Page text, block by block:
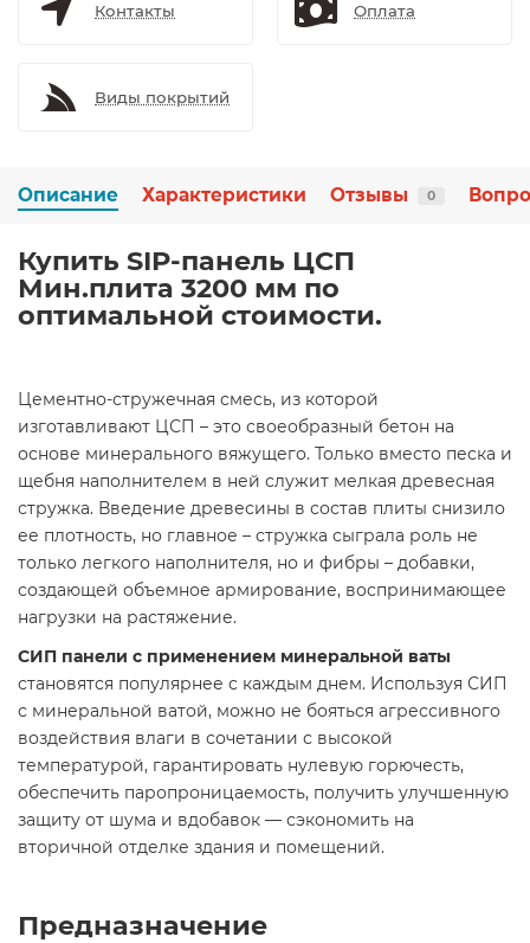
Контакты Оплата
Виды покрытий
Описание Характеристики Отзывы 0
Купить SIP-панель ЦСП
Мин.плита 3200 мм по
оптимальной стоимости.
Цементно-стружечная смесь, из которой
изготавливают ЦСП – это своеобразный бетон на
основе минерального вяжущего. Только вместо песка и
щебня наполнителем в ней служит мелкая древесная
стружка. Введение древесины в состав плиты снизило
ее плотность, но главное – стружка сыграла роль не
только легкого наполнителя, но и фибры – добавки,
создающей объемное армирование, воспринимающее
нагрузки на растяжение.
СИП панели с применением минеральной ваты
становятся популярнее с каждым днем. Используя СИП
с минеральной ватой, можно не бояться агрессивного
воздействия влаги в сочетании с высокой
температурой, гарантировать нулевую горючесть,
обеспечить паропроницаемость, получить улучшенную
защиту от шума и вдобавок — сэкономить на
вторичной отделке здания и помещений.
Предназначение